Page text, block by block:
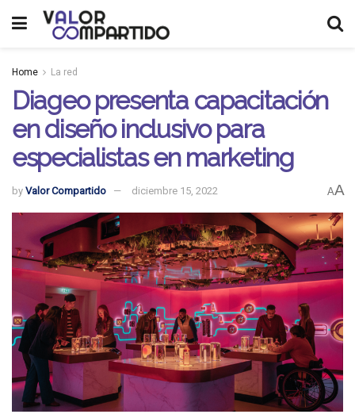
Home La red
Diageo presenta capacitación
en diseño inclusivo para
especialistas en marketing
by Valor Compartido diciembre 15, 2022 AA